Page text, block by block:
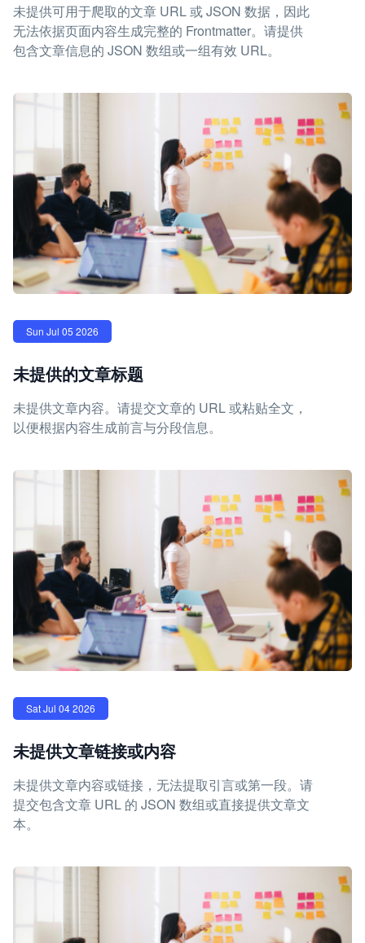
未提供可用于爬取的文章 URL 或 JSON 数据，因此
无法依据页面内容生成完整的 Frontmatter。请提供
包含文章信息的 JSON 数组或一组有效 URL。
Sun Jul 05 2026
未提供的文章标题
未提供文章内容。请提交文章的 URL 或粘贴全文，
以便根据内容生成前言与分段信息。
Sat Jul 04 2026
未提供文章链接或内容
未提供文章内容或链接，无法提取引言或第一段。请
提交包含文章 URL 的 JSON 数组或直接提供文章文
本。